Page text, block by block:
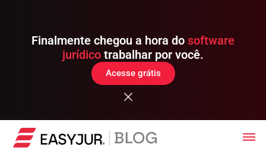
Finalmente chegou a hora do software
jurídico trabalhar por você.
Acesse grátis